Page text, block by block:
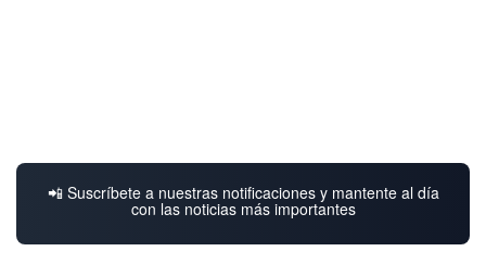
📲 Suscríbete a nuestras notificaciones y mantente al día
con las noticias más importantes